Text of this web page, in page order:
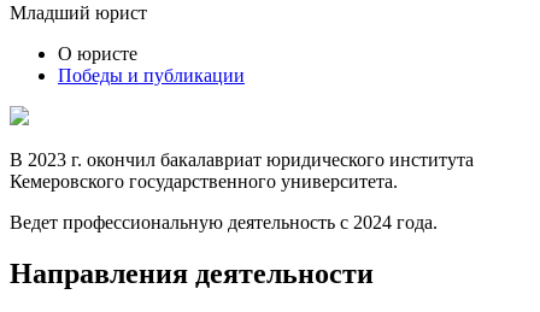
Младший юрист
О юристе
Победы и публикации
В 2023 г. окончил бакалавриат юридического института
Кемеровского государственного университета.
Ведет профессиональную деятельность с 2024 года.
Направления деятельности